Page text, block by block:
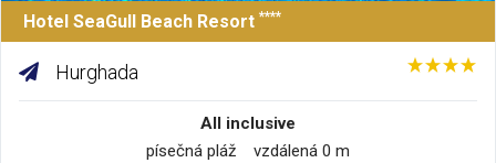
Hotel SeaGull Beach Resort ****
Hurghada
All inclusive
písečná pláž vzdálená 0 m